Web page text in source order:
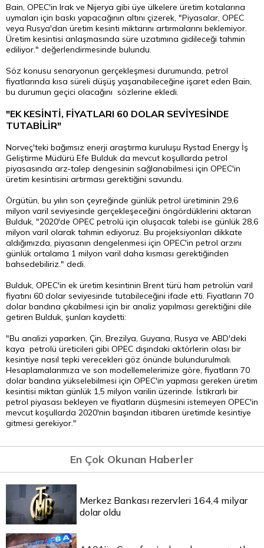
Bain, OPEC'in Irak ve Nijerya gibi üye ülkelere üretim kotalarına
uymaları için baskı yapacağının altını çizerek, "Piyasalar, OPEC
veya Rusya'dan üretim kesinti miktarını artırmalarını beklemiyor.
Üretim kesintisi anlaşmasında süre uzatımına gidileceği tahmin
ediliyor." değerlendirmesinde bulundu.
Söz konusu senaryonun gerçekleşmesi durumunda, petrol
fiyatlarında kısa süreli düşüş yaşanabileceğine işaret eden Bain,
bu durumun geçici olacağını sözlerine ekledi.
"EK KESİNTİ, FİYATLARI 60 DOLAR SEVİYESİNDE
TUTABİLİR"
Norveç'teki bağımsız enerji araştırma kuruluşu Rystad Energy İş
Geliştirme Müdürü Efe Bulduk da mevcut koşullarda petrol
piyasasında arz-talep dengesinin sağlanabilmesi için OPEC'in
üretim kesintisini artırması gerektiğini savundu.
Örgütün, bu yılın son çeyreğinde günlük petrol üretiminin 29,6
milyon varil seviyesinde gerçekleşeceğini öngördüklerini aktaran
Bulduk, "2020'de OPEC petrolü için oluşacak talebi ise günlük 28,6
milyon varil olarak tahmin ediyoruz. Bu projeksiyonları dikkate
aldığımızda, piyasanın dengelenmesi için OPEC'in petrol arzını
günlük ortalama 1 milyon varil daha kısması gerektiğinden
bahsedebiliriz." dedi.
Bulduk, OPEC'in ek üretim kesintinin Brent türü ham petrolün varil
fiyatını 60 dolar seviyesinde tutabileceğini ifade etti. Fiyatların 70
dolar bandına çıkabilmesi için bir analiz yapılması gerektiğini dile
getiren Bulduk, şunları kaydetti:
"Bu analizi yaparken, Çin, Brezilya, Guyana, Rusya ve ABD'deki
kaya petrolü üreticileri gibi OPEC dışındaki aktörlerin olası bir
kesintiye nasıl tepki verecekleri göz önünde bulundurulmalı.
Hesaplamalarımıza ve son modellemelerimize göre, fiyatların 70
dolar bandına yükselebilmesi için OPEC'in yapması gereken üretim
kesintisi miktarı günlük 1,5 milyon varilin üzerinde. İstikrarlı bir
petrol piyasası bekleyen ve fiyatların düşmesini istemeyen OPEC'in
mevcut koşullarda 2020'nin başından itibaren üretimde kesintiye
gitmesi gerekiyor."
En Çok Okunan Haberler
Merkez Bankası rezervleri 164,4 milyar
dolar oldu